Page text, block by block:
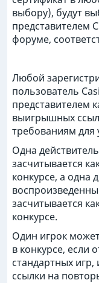
выбору), будут
представителем
форуме,
Любой
пользователь
представителем
выигрышных
требованиям для
Одна
засчитывается
конкурсе, а одна
засчитывается
конкурсе.
Один игрок
в конкурсе, если
стандартных игр,
ссылки на